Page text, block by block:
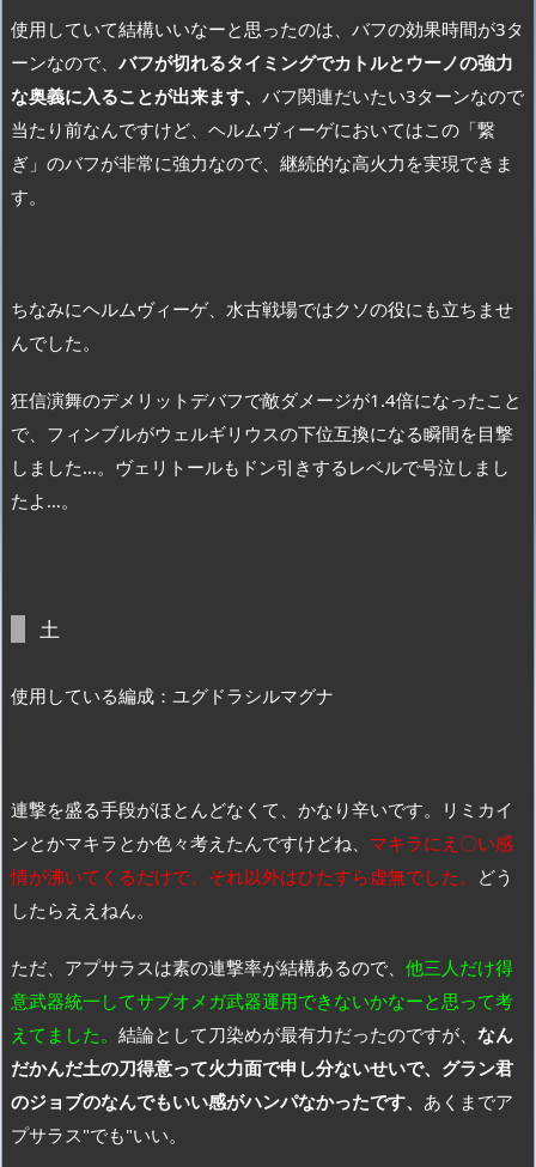
使用していて結構いいなーと思ったのは、バフの効果時間が3タ
ーンなので、 バフが切れるタイミングでカトルとウーノの強力
な奥義に入ることが出来ます、 バフ関連だいたい3ターンなので
当たり前なんですけど、ヘルムヴィーゲにおいてはこの「繋
ぎ」のバフが非常に強力なので、継続的な高火力を実現できま
す。
ちなみにヘルムヴィーゲ、水古戦場ではクソの役にも立ちませ
んでした。
狂信演舞のデメリットデバフで敵ダメージが1.4倍になったこと
で、フィンブルがウェルギリウスの下位互換になる瞬間を目撃
しました…。ヴェリトールもドン引きするレベルで号泣しまし
たよ…。
土
使用している編成：ユグドラシルマグナ
連撃を盛る手段がほとんどなくて、かなり辛いです。リミカイ
ンとかマキラとか色々考えたんですけどね、 マキラにえ〇い感
情が沸いてくるだけで、それ以外はひたすら虚無でした。 どう
したらええねん。
ただ、アプサラスは素の連撃率が結構あるので、 他三人だけ得
意武器統一してサブオメガ武器運用できないかなーと思って考
えてました。 結論として刀染めが最有力だったのですが、 なん
だかんだ土の刀得意って火力面で申し分ないせいで、グラン君
のジョブのなんでもいい感がハンパなかったです、 あくまでア
プサラス"でも"いい。